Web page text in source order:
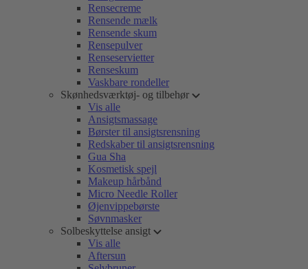
Rensecreme
Rensende mælk
Rensende skum
Rensepulver
Renseservietter
Renseskum
Vaskbare rondeller
Skønhedsværktøj- og tilbehør
Vis alle
Ansigtsmassage
Børster til ansigtsrensning
Redskaber til ansigtsrensning
Gua Sha
Kosmetisk spejl
Makeup hårbånd
Micro Needle Roller
Øjenvippebørste
Søvnmasker
Solbeskyttelse ansigt
Vis alle
Aftersun